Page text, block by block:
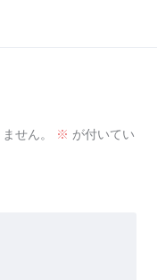
せん。 ※ が付いてい